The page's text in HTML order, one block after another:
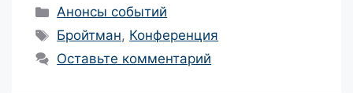
Рубрики
Анонсы событий
Метки
Бройтман, Конференция
Оставьте комментарий